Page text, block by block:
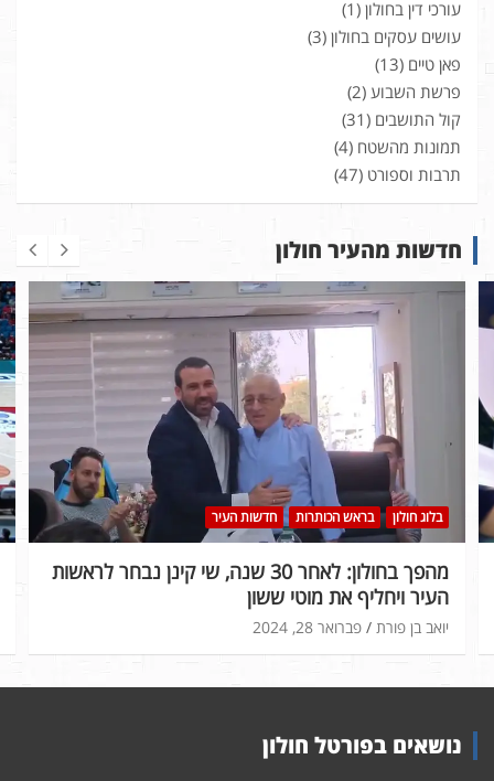
עורכי דין בחולון (1)
עושים עסקים בחולון (3)
פאן טיים (13)
פרשת השבוע (2)
קול התושבים (31)
תמונות מהשטח (4)
תרבות וספורט (47)
חדשות מהעיר חולון
בלוג חולון בראש הכותרות חדשות העיר
מהפך בחולון: לאחר 30 שנה, שי קינן נבחר לראשות
העיר ויחליף את מוטי ששון
פברואר 28, 2024 יואב בן פורת
נושאים בפורטל חולון